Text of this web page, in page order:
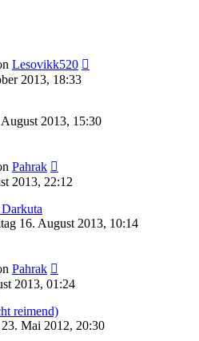
Lesovikk520
2013, 18:33
2013, 15:30
Pahrak
2013, 22:12
16. August 2013, 10:14
Pahrak
2013, 01:24
reimend)
Mai 2012, 20:30